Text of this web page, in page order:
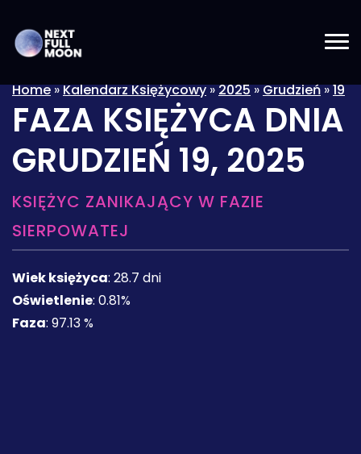
Home»Kalendarz Księżycowy»2025»Grudzień»19
FAZA KSIĘŻYCA DNIA
GRUDZIEŃ 19, 2025
KSIĘŻYC ZANIKAJĄCY W FAZIE
SIERPOWATEJ
Wiek księżyca: 28.7 dni
Oświetlenie: 0.81%
Faza: 97.13 %